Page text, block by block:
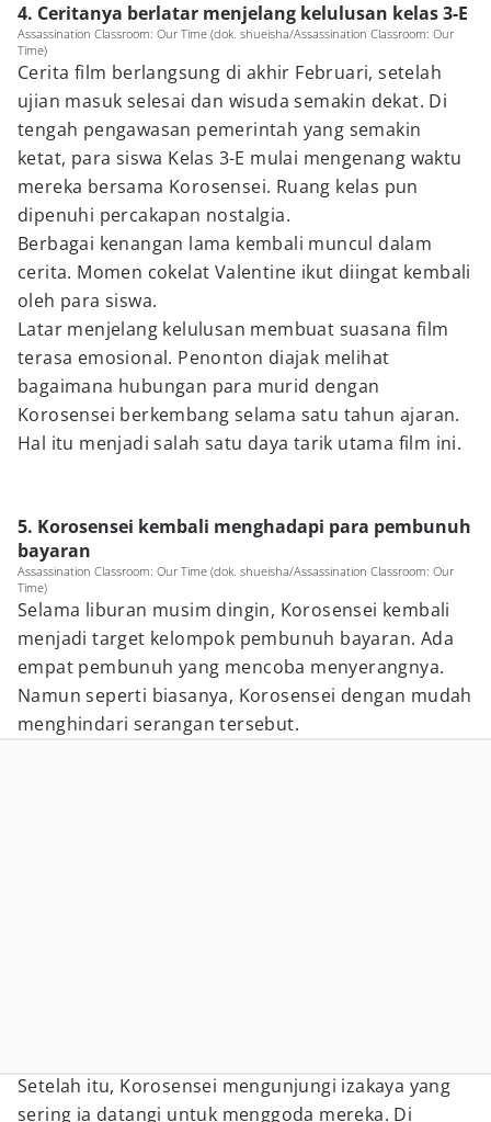
4. Ceritanya berlatar menjelang kelulusan kelas 3-E
Assassination Classroom: Our Time (dok. shueisha/Assassination Classroom: Our
Time)
Cerita film berlangsung di akhir Februari, setelah
ujian masuk selesai dan wisuda semakin dekat. Di
tengah pengawasan pemerintah yang semakin
ketat, para siswa Kelas 3-E mulai mengenang waktu
mereka bersama Korosensei. Ruang kelas pun
dipenuhi percakapan nostalgia.
Berbagai kenangan lama kembali muncul dalam
cerita. Momen cokelat Valentine ikut diingat kembali
oleh para siswa.
Latar menjelang kelulusan membuat suasana film
terasa emosional. Penonton diajak melihat
bagaimana hubungan para murid dengan
Korosensei berkembang selama satu tahun ajaran.
Hal itu menjadi salah satu daya tarik utama film ini.
5. Korosensei kembali menghadapi para pembunuh
bayaran
Assassination Classroom: Our Time (dok. shueisha/Assassination Classroom: Our
Time)
Selama liburan musim dingin, Korosensei kembali
menjadi target kelompok pembunuh bayaran. Ada
empat pembunuh yang mencoba menyerangnya.
Namun seperti biasanya, Korosensei dengan mudah
menghindari serangan tersebut.
Setelah itu, Korosensei mengunjungi izakaya yang
sering ia datangi untuk menggoda mereka. Di